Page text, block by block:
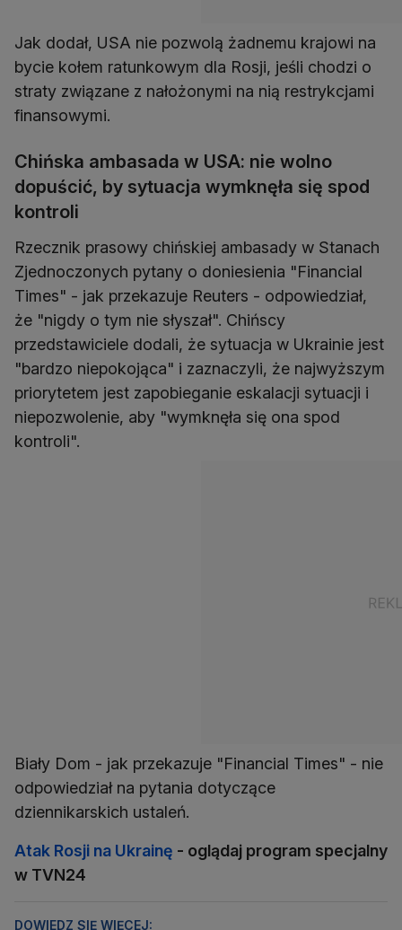
Jak dodał, USA nie pozwolą żadnemu krajowi na
bycie kołem ratunkowym dla Rosji, jeśli chodzi o
straty związane z nałożonymi na nią restrykcjami
finansowymi.
Chińska ambasada w USA: nie wolno
dopuścić, by sytuacja wymknęła się spod
kontroli
Rzecznik prasowy chińskiej ambasady w Stanach
Zjednoczonych pytany o doniesienia "Financial
Times" - jak przekazuje Reuters - odpowiedział,
że "nigdy o tym nie słyszał". Chińscy
przedstawiciele dodali, że sytuacja w Ukrainie jest
"bardzo niepokojąca" i zaznaczyli, że najwyższym
priorytetem jest zapobieganie eskalacji sytuacji i
niepozwolenie, aby "wymknęła się ona spod
kontroli".
Biały Dom - jak przekazuje "Financial Times" - nie
odpowiedział na pytania dotyczące
dziennikarskich ustaleń.
Atak Rosji na Ukrainę - oglądaj program specjalny
w TVN24
DOWIEDZ SIĘ WIĘCEJ: